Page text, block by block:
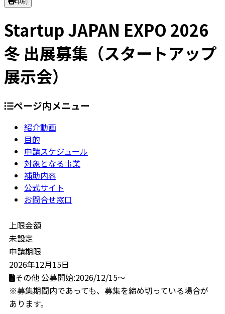
Startup JAPAN EXPO 2026
冬 出展募集（スタートアップ
展示会）
ページ内メニュー
紹介動画
目的
申請スケジュール
対象となる事業
補助内容
公式サイト
お問合せ窓口
上限金額
未設定
申請期限
2026年12月15日
その他 公募開始:2026/12/15～
※募集期間内であっても、募集を締め切っている場合が
あります。